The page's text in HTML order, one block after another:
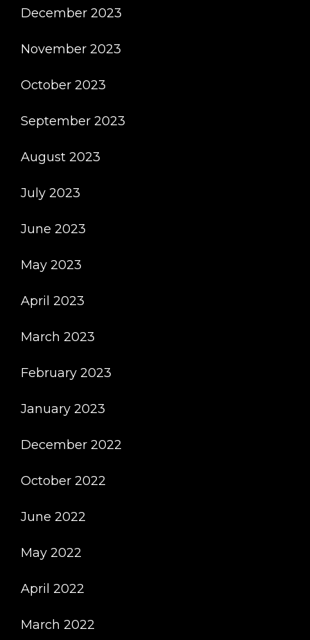
December 2023
November 2023
October 2023
September 2023
August 2023
July 2023
June 2023
May 2023
April 2023
March 2023
February 2023
January 2023
December 2022
October 2022
June 2022
May 2022
April 2022
March 2022